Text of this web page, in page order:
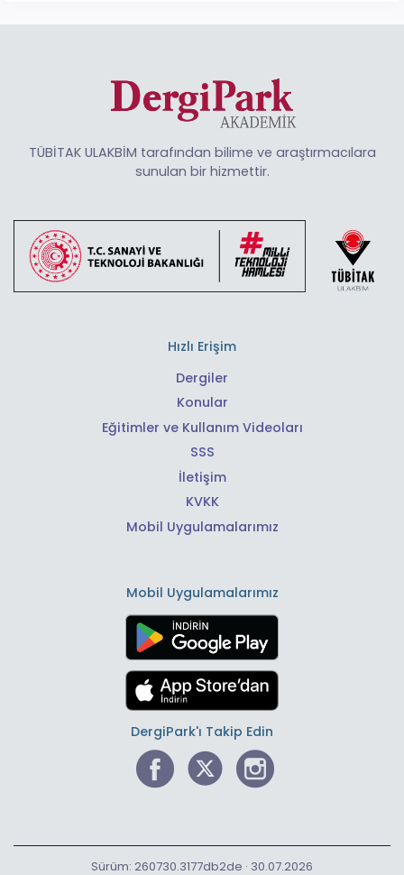
TÜBİTAK ULAKBİM tarafından bilime ve araştırmacılara
sunulan bir hizmettir.
Hızlı Erişim
Dergiler
Konular
Eğitimler ve Kullanım Videoları
SSS
İletişim
KVKK
Mobil Uygulamalarımız
Mobil Uygulamalarımız
DergiPark'ı Takip Edin
Sürüm: 260730.3177db2de · 30.07.2026